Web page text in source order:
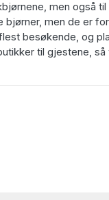
men også
bjørner, men de er
besøkende, og
til gjestene, så